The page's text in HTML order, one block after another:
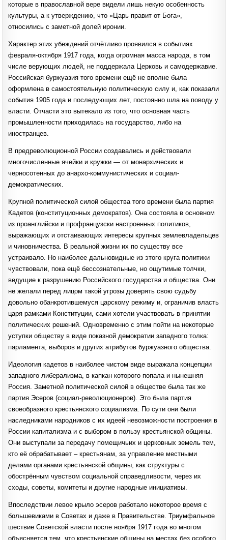
которые в православной вере видели лишь некую особенность
культуры, а к утверждению, что «Царь правит от Бога»,
относились с заметной долей иронии.
Характер этих убеждений отчётливо проявился в событиях
февраля-октября 1917 года, когда огромная масса народа, в том
числе верующих людей, не поддержала Церковь и самодержавие.
Российская буржуазия того времени ещё не вполне была
оформлена в самостоятельную политическую силу и, как показали
события 1905 года и последующих лет, постоянно шла на поводу у
власти. Отчасти это вытекало из того, что основная часть
промышленности приходилась на государство, либо на
иностранцев.
В предреволюционной России создавались и действовали
многочисленные ячейки и кружки — от монархических и
черносотенных до анархо-коммунистических и социал-
демократических.
Крупной политической силой общества того времени была партия
Кадетов (конституционных демократов). Она состояла в основном
из проанглийски и профранцузски настроенных политиков,
выражающих и отстаивающих интересы крупных землевладельцев
и чиновничества. В реальной жизни их по существу все
устраивало. Но наиболее дальновидные из этого круга политики
чувствовали, пока ещё бессознательные, но ощутимые толчки,
ведущие к разрушению Российского государства и общества. Они
не желали перед лицом такой угрозы доверять свою судьбу
довольно обанкротившемуся царскому режиму и, ограничив власть
царя рамками Конституции, сами хотели участвовать в принятии
политических решений. Одновременно с этим пойти на некоторые
уступки обществу в виде показной демократии западного толка:
парламента, выборов и других атрибутов буржуазного общества.
Идеология кадетов в наиболее чистом виде выражала концепции
западного либерализма, в капкан которого попала и нынешняя
Россия. Заметной политической силой в обществе была так же
партия Эсеров (социал-революционеров). Это была партия
своеобразного крестьянского социализма. По сути они были
наследниками народников с их идеей невозможности построения в
России капитализма и с выбором в пользу крестьянской общины.
Они выступали за передачу помещичьих и церковных земель тем,
кто её обрабатывает – крестьянам, за управление местными
делами органами крестьянской общины, как структуры с
обострённым чувством социальной справедливости, через их
сходы, советы, комитеты и другие народные инициативы.
Впоследствии левое крыло эсеров работало некоторое время с
большевиками в Советах и даже в Правительстве. Триумфальное
шествие Советской власти после ноября 1917 года во многом
объясняется тем, что крестьянские общины на местах без особого